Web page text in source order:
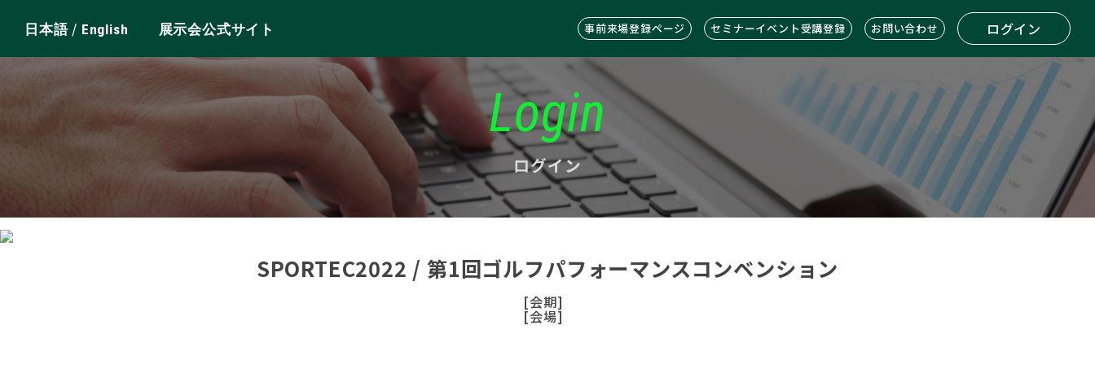
日本語/ English 展示会公式サイト 事前来場登録ページ セミナーイベント受講登録 お問い合わせ ログイン
Login
ログイン
SPORTEC2022 / 第1回ゴルフパフォーマンスコンベンション
[会期]
[会場]